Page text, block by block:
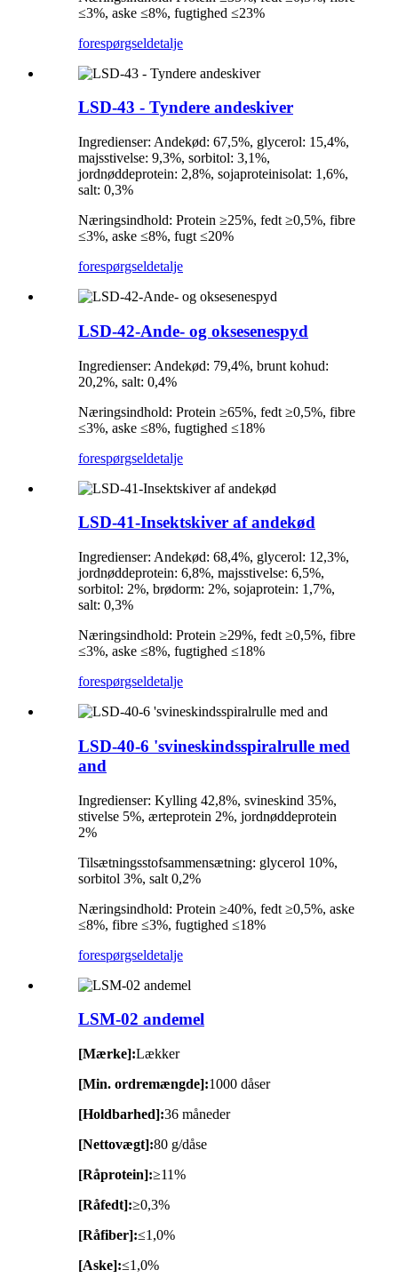
≤3%, aske ≤8%, fugtighed ≤23%
forespørgseldetalje
LSD-43 - Tyndere andeskiver
Ingredienser: Andekød: 67,5%, glycerol: 15,4%,
majsstivelse: 9,3%, sorbitol: 3,1%,
jordnøddeprotein: 2,8%, sojaproteinisolat: 1,6%,
salt: 0,3%
Næringsindhold: Protein ≥25%, fedt ≥0,5%, fibre
≤3%, aske ≤8%, fugt ≤20%
forespørgseldetalje
LSD-42-Ande- og oksesenespyd
Ingredienser: Andekød: 79,4%, brunt kohud:
20,2%, salt: 0,4%
Næringsindhold: Protein ≥65%, fedt ≥0,5%, fibre
≤3%, aske ≤8%, fugtighed ≤18%
forespørgseldetalje
LSD-41-Insektskiver af andekød
Ingredienser: Andekød: 68,4%, glycerol: 12,3%,
jordnøddeprotein: 6,8%, majsstivelse: 6,5%,
sorbitol: 2%, brødorm: 2%, sojaprotein: 1,7%,
salt: 0,3%
Næringsindhold: Protein ≥29%, fedt ≥0,5%, fibre
≤3%, aske ≤8%, fugtighed ≤18%
forespørgseldetalje
LSD-40-6 'svineskindsspiralrulle med
and
Ingredienser: Kylling 42,8%, svineskind 35%,
stivelse 5%, ærteprotein 2%, jordnøddeprotein
2%
Tilsætningsstofsammensætning: glycerol 10%,
sorbitol 3%, salt 0,2%
Næringsindhold: Protein ≥40%, fedt ≥0,5%, aske
≤8%, fibre ≤3%, fugtighed ≤18%
forespørgseldetalje
LSM-02 andemel
[Mærke]:Lækker
[Min. ordremængde]:1000 dåser
[Holdbarhed]:36 måneder
[Nettovægt]:80 g/dåse
[Råprotein]:≥11%
[Råfedt]:≥0,3%
[Råfiber]:≤1,0%
[Aske]:≤1,0%